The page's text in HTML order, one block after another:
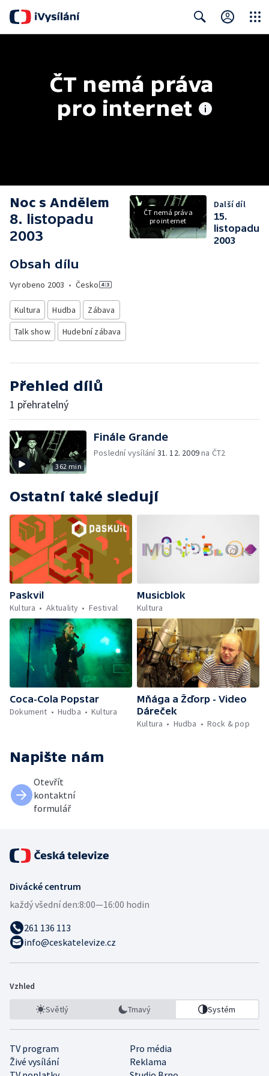
ČT nemá práva
pro internet
Noc s Andělem
8. listopadu
2003
Obsah dílu
Vyrobeno 2003 • Česko
Kultura Hudba
Zábava
Talk show
Hudební zábava
ČT nemá práva
pro internet
Další díl
15.
listopadu
2003
Přehled dílů
1 přehratelný
362 min
Finále Grande
Poslední vysílání31. 12. 2009na ČT2
Ostatní také sledují
Paskvil
Kultura
Aktuality Festival
Musicblok
Kultura
Coca-Cola Popstar
Dokument
Hudba Kultura
Mňága a Žďorp - Video
Dáreček
Kultura
Hudba Rock & pop
Napište nám
Otevřít
kontaktní
formulář
Divácké centrum
každý všední den:8:00—16:00 hodin
261 136 113
info@ceskatelevize.cz
Vzhled
Světlý Tmavý Systém
TV program
Pro média
Živé vysílání
Reklama